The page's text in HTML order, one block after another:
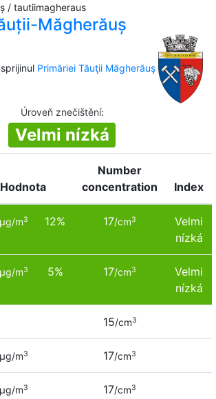
/ tautiimagheraus
Măgherăuș
Primăriei Tăuţii Măgherăuş
Úroveň znečištění:
Velmi nízká
Hodnota
Number
concentration
Index
µg/m3 12% 17/cm3
Velmi
nízká
µg/m3 5% 17/cm3
Velmi
nízká
15/cm3
µg/m3 17/cm3
µg/m3 17/cm3